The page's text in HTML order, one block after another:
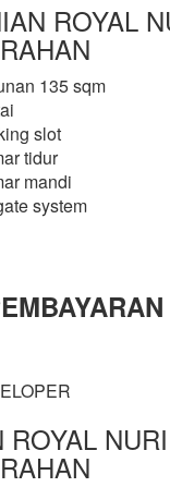
ROYAL
135 sqm
slot
tidur
mandi
system
NURI